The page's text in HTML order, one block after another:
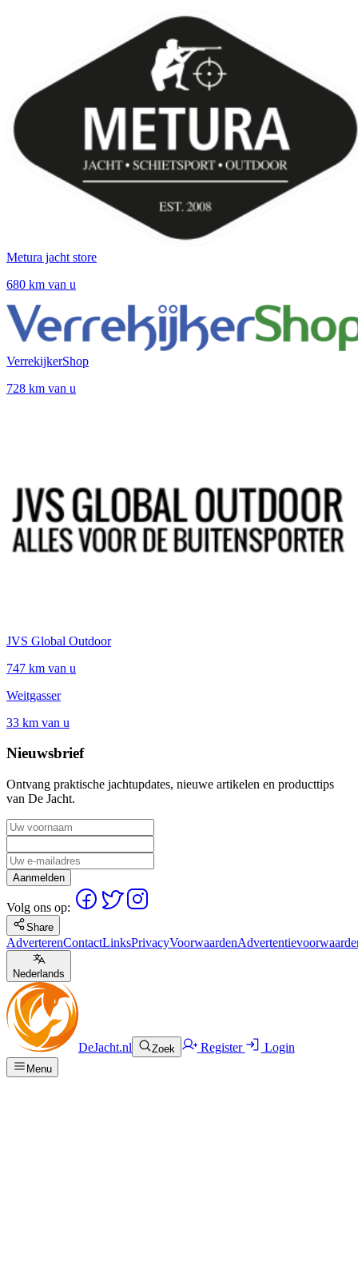
Metura jacht store
680 km van u
VerrekijkerShop
728 km van u
JVS Global Outdoor
747 km van u
Weitgasser
33 km van u
Nieuwsbrief
Ontvang praktische jachtupdates, nieuwe artikelen en producttips
van De Jacht.
Aanmelden
Volg ons op:
Share
AdverterenContactLinksPrivacyVoorwaarden
Nederlands
DeJacht.nl Zoek Register Login
Menu